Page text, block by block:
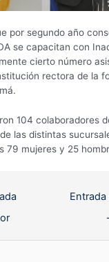
por segundo año
se capacitan con
cierto número
rectora de la
104 colaboradores
las distintas
79 mujeres y 25